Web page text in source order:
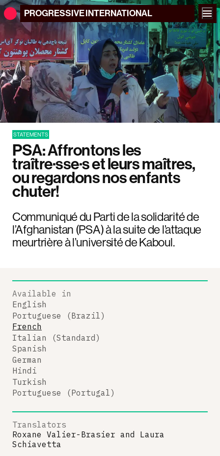
PROGRESSIVEINTERNATIONAL
STATEMENTS
PSA: Affrontons les
traître·sse·s et leurs maîtres,
ou regardons nos enfants
chuter!
Communiqué du Parti de la solidarité de
l’Afghanistan (PSA) à la suite de l’attaque
meurtrière à l’université de Kaboul.
Available in
English
Portuguese (Brazil)
French
Italian (Standard)
Spanish
German
Hindi
Turkish
Portuguese (Portugal)
Translators
Roxane Valier-Brasier and Laura
Schiavetta